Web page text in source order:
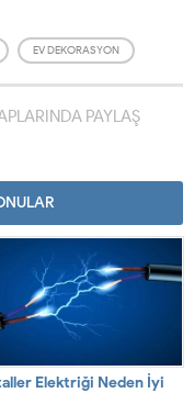
EV DEKORASYON
PAYLAŞ
Elektriği Neden İyi